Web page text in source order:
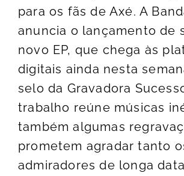
para os fãs de Axé. A
anuncia o lançamento de
novo EP, que chega às
digitais ainda nesta
selo da Gravadora
trabalho reúne músicas
também algumas
prometem agradar tanto
admiradores de longa